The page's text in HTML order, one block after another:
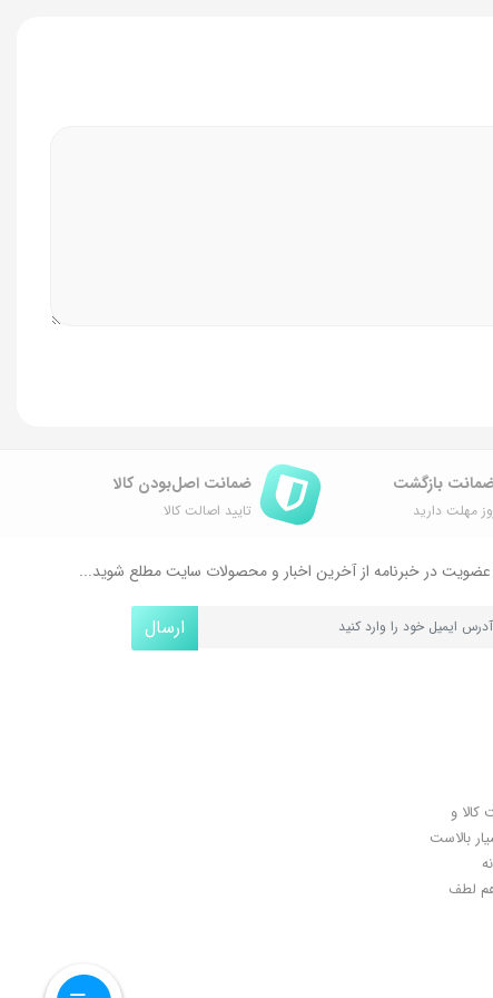
مهلت دارید
ضمانت اصل‌بودن کالا
تایید اصالت کالا
در خبرنامه از آخرین اخبار و محصولات سایت مطلع شوید...
ارسال
در محل، 7 روز ضمانت بازگشت کالا و
بالاست
گرامی شما هم لطف